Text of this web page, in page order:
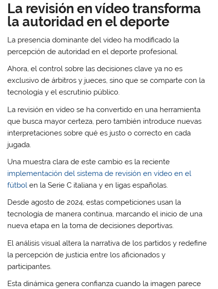
La revisión en vídeo transforma
la autoridad en el deporte
La presencia dominante del video ha modificado la
percepción de autoridad en el deporte profesional.
Ahora, el control sobre las decisiones clave ya no es
exclusivo de árbitros y jueces, sino que se comparte con la
tecnología y el escrutinio público.
La revisión en vídeo se ha convertido en una herramienta
que busca mayor certeza, pero también introduce nuevas
interpretaciones sobre qué es justo o correcto en cada
jugada.
Una muestra clara de este cambio es la reciente
implementación del sistema de revisión en vídeo en el
fútbol en la Serie C italiana y en ligas españolas.
Desde agosto de 2024, estas competiciones usan la
tecnología de manera continua, marcando el inicio de una
nueva etapa en la toma de decisiones deportivas.
El análisis visual altera la narrativa de los partidos y redefine
la percepción de justicia entre los aficionados y
participantes.
Esta dinámica genera confianza cuando la imagen parece